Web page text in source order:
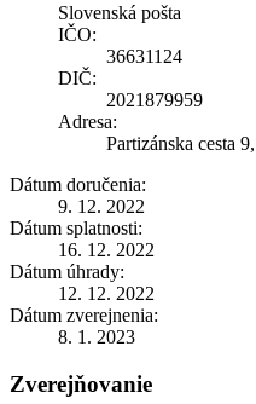
Slovenská pošta
IČO:
36631124
DIČ:
2021879959
Adresa:
Partizánska cesta
Dátum doručenia:
9. 12. 2022
Dátum splatnosti:
16. 12. 2022
Dátum úhrady:
12. 12. 2022
Dátum zverejnenia:
8. 1. 2023
Zverejňovanie